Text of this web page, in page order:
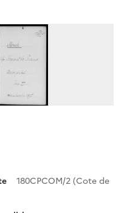
180CPCOM/2 (Cote de